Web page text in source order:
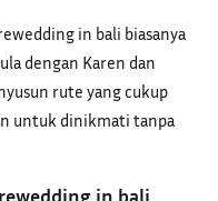
in bali biasanya
dengan Karen dan
rute yang cukup
untuk dinikmati tanpa
in bali